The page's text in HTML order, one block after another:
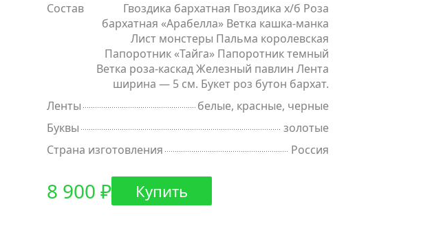
Состав
Гвоздика бархатная Гвоздика х/б Роза
бархатная «Арабелла» Ветка кашка-манка
Лист монстеры Пальма королевская
Папоротник «Тайга» Папоротник темный
Ветка роза-каскад Железный павлин Лента
ширина — 5 см. Букет роз бутон бархат.
Ленты
белые, красные, черные
Буквы
золотые
Страна изготовления
Россия
8 900 ₽ Купить